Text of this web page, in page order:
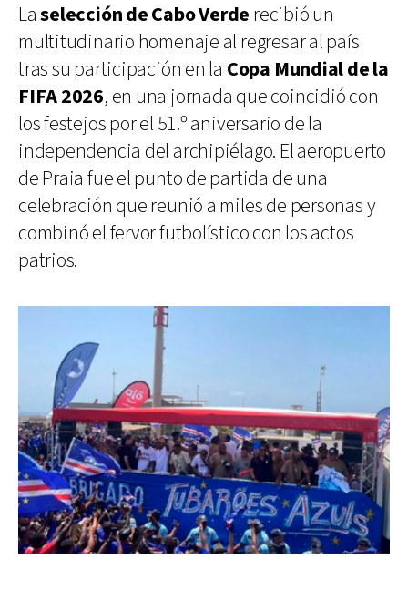
Laselección de Cabo Verde recibió un
multitudinario homenaje al regresar al país
tras su participación en la Copa Mundial de la
FIFA 2026, en una jornada que coincidió con
los festejos por el 51.º aniversario de la
independencia del archipiélago. El aeropuerto
de Praia fue el punto de partida de una
celebración que reunió a miles de personas y
combinó el fervor futbolístico con los actos
patrios.